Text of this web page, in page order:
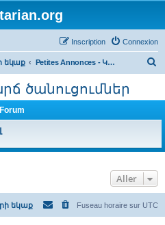
Connexion
Inscription
եկաք Petites Annonces - Կարճ ծանուցումներ
e
r
ծանուցումներ
Forum
Aller
եկաք Fuseau horaire sur UTC